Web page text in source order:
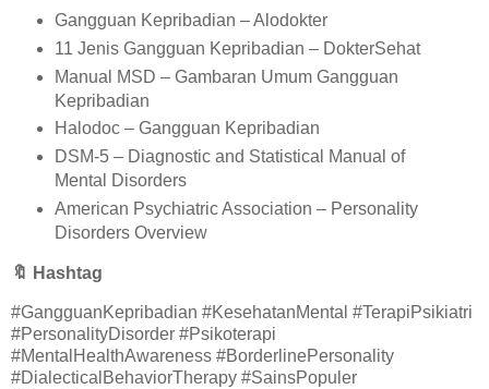
Gangguan Kepribadian – Alodokter
11 Jenis Gangguan Kepribadian – DokterSehat
Manual MSD – Gambaran Umum Gangguan
Kepribadian
Halodoc – Gangguan Kepribadian
DSM-5 – Diagnostic and Statistical Manual of
Mental Disorders
American Psychiatric Association – Personality
Disorders Overview
🔖 Hashtag
#GangguanKepribadian #KesehatanMental #TerapiPsikiatri
#PersonalityDisorder #Psikoterapi
#MentalHealthAwareness #BorderlinePersonality
#DialecticalBehaviorTherapy #SainsPopuler